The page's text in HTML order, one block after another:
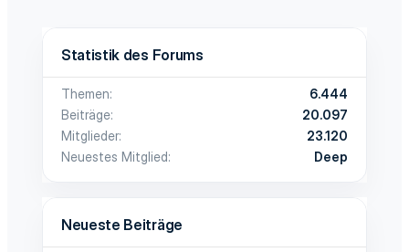
Statistik des Forums
Themen
6.444
Beiträge
20.097
Mitglieder
23.120
Neuestes Mitglied
Deep
Neueste Beiträge